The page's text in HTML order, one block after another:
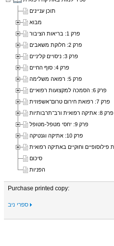
תוכן עניינים
מבוא
פרק 1: בריאות הציבור
פרק 2: חלוקת משאבים
פרק 3: ניסויים קליניים
פרק 4: סוף החיים
פרק 5: רפואה משלימה
פרק 6: הסמכה למקצועות רפואיים
פרק 7: רפואת חירום טרום־אשפוזית
פרק 8: אתיקה רפואית ורב־תרבותיות
פרק 9: יחסי מטפל-מטופל
פרק 10: אתיקה וגנטיקה
סיכום
הפניות
Purchase printed copy: